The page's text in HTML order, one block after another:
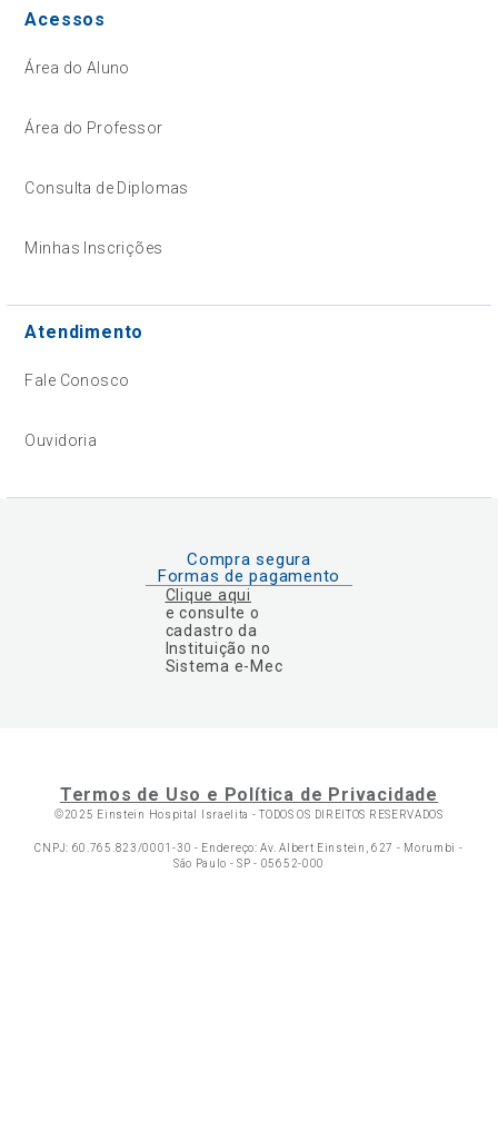
Acessos
Área do Aluno
Área do Professor
Consulta de Diplomas
Minhas Inscrições
Atendimento
Fale Conosco
Ouvidoria
Compra segura
Formas de pagamento
Clique aqui
e consulte o
cadastro da
Instituição no
Sistema e-Mec
Termos de Uso e Política de Privacidade
©2025 Einstein Hospital Israelita -TODOS OS DIREITOS RESERVADOS
CNPJ: 60.765.823/0001-30 - Endereço: Av. Albert Einstein, 627 - Morumbi -
São Paulo - SP - 05652-000